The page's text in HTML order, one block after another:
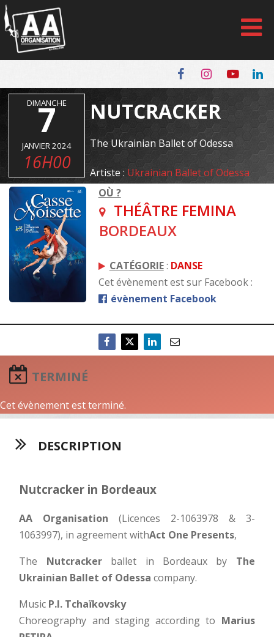
Panneau de gestion des cookies
DIMANCHE
7
JANVIER 2024
16H00
NUTCRACKER
The Ukrainian Ballet of Odessa
Artiste : Ukrainian Ballet of Odessa
OÙ ?
THÉÂTRE FEMINA
BORDEAUX
CATÉGORIE: DANSE
Cet évènement est sur Facebook :
évènement Facebook
TERMINÉ
Cet évènement est terminé.
DESCRIPTION
Nutcracker in Bordeaux
AA Organisation (Licences 2-1063978 & 3-
1063997), in agreement withAct One Presents,
The Nutcrackerballet in Bordeaux by The
Ukrainian Ballet of Odessa company.
Music P.I. Tchaïkovsky
Choreography and staging according to Marius